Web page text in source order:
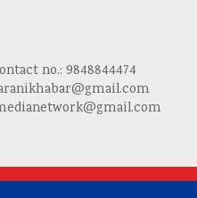
no.: 9848844474